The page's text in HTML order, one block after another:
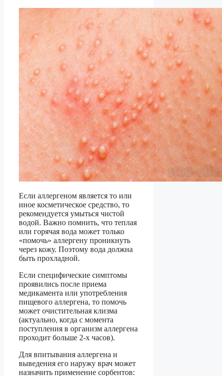
Если аллергеном является то или
иное косметическое средство, то
рекомендуется умыться чистой
водой. Важно помнить, что теплая
или горячая вода может только
«помочь» аллергену проникнуть
через кожу. Поэтому вода должна
быть прохладной.
Если специфические симптомы
проявились после приема
медикамента или употребления
пищевого аллергена, то помочь
может очистительная клизма
(актуально, когда с момента
поступления в организм аллергена
проходит больше 2-х часов).
Для впитывания аллергена и
выведения его наружу врач может
назначить применение сорбентов: